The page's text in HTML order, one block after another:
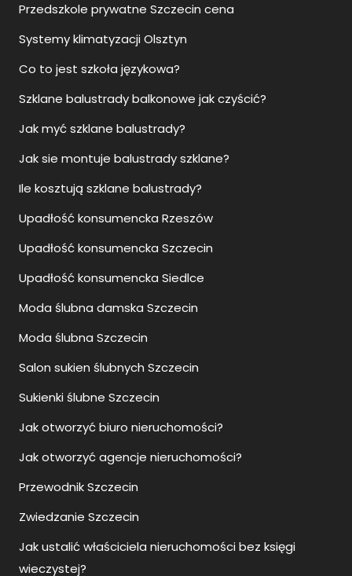
Przedszkole prywatne Szczecin cena
Systemy klimatyzacji Olsztyn
Co to jest szkoła językowa?
Szklane balustrady balkonowe jak czyścić?
Jak myć szklane balustrady?
Jak sie montuje balustrady szklane?
Ile kosztują szklane balustrady?
Upadłość konsumencka Rzeszów
Upadłość konsumencka Szczecin
Upadłość konsumencka Siedlce
Moda ślubna damska Szczecin
Moda ślubna Szczecin
Salon sukien ślubnych Szczecin
Sukienki ślubne Szczecin
Jak otworzyć biuro nieruchomości?
Jak otworzyć agencje nieruchomości?
Przewodnik Szczecin
Zwiedzanie Szczecin
Jak ustalić właściciela nieruchomości bez księgi
wieczystej?